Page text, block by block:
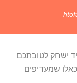
ישחק לטובתכם
שמעדיפים